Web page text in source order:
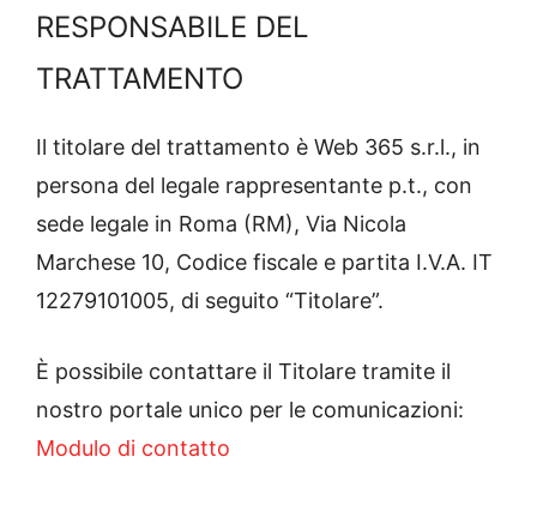
RESPONSABILE DEL
TRATTAMENTO
Il titolare del trattamento è Web 365 s.r.l., in
persona del legale rappresentante p.t., con
sede legale in Roma (RM), Via Nicola
Marchese 10, Codice fiscale e partita I.V.A. IT
12279101005, di seguito “Titolare”.
È possibile contattare il Titolare tramite il
nostro portale unico per le comunicazioni:
Modulo di contatto